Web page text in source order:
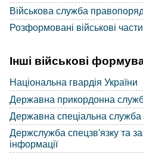
Військова служба
Розформовані військові
Інші військові
Національна гвардія України
Державна прикордонна
Державна спеціальна служба
Держслужба спецзв'язку та
інформації